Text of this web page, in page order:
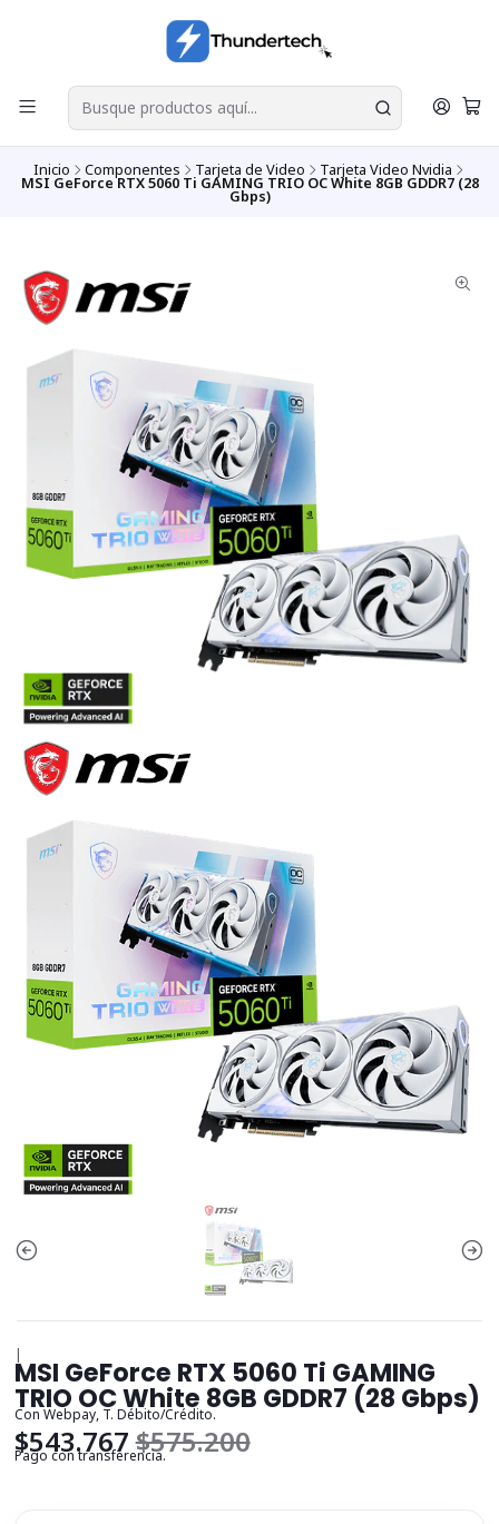
Inicio Componentes Tarjeta de Video Tarjeta Video Nvidia
MSI GeForce RTX 5060 Ti GAMING TRIO OC White 8GB GDDR7 (28
Gbps)
|
MSI GeForce RTX 5060 Ti GAMING
TRIO OC White 8GB GDDR7 (28 Gbps)
Con Webpay, T. Débito/Crédito.
$543.767$575.200
Pago con transferencia.